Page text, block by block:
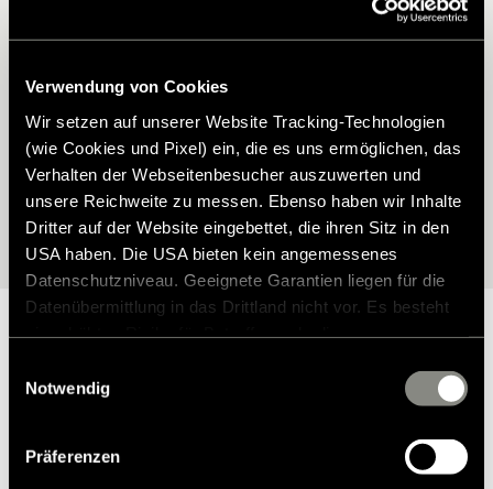
Verwendung von Cookies
Wir setzen auf unserer Website Tracking-Technologien
(wie Cookies und Pixel) ein, die es uns ermöglichen, das
Verhalten der Webseitenbesucher auszuwerten und
unsere Reichweite zu messen. Ebenso haben wir Inhalte
Dritter auf der Website eingebettet, die ihren Sitz in den
USA haben. Die USA bieten kein angemessenes
Datenschutzniveau. Geeignete Garantien liegen für die
Datenübermittlung in das Drittland nicht vor. Es besteht
zustehen. Eingesetzte Dienstleister können Daten für
zusammenführen. Weitere Informationen finden Sie in
unsererDatenschutzerklärung
. Akzeptieren Sie oder
Notwendig
Präferenzen
Ihr Modell abgestimmt. Mit unserem Zubehörfinder wählen Sie Ihr
Fahrzeug ganz einfach aus und entdecken anschließend alle
verfügbaren Möglichkeiten.
Zur Modellauswahl
Zubehör?